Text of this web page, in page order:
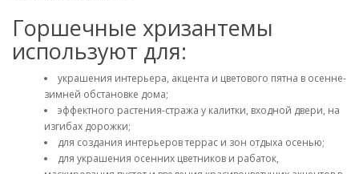
Горшечные хризантемы
используют для:
украшения интерьера, акцента и цветового пятна в осенне-
зимней обстановке дома;
эффектного растения-стража у калитки, входной двери, на
изгибах дорожки;
для создания интерьеров террас и зон отдыха осенью;
для украшения осенних цветников и рабаток,